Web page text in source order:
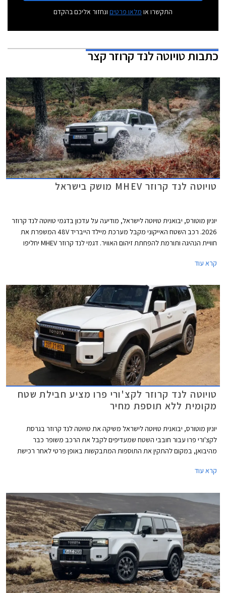
התקשרו או מלאו פרטים ונחזור אליכם בהקדם
כתבותטויוטה לנד קרוזר קצר
טויוטה לנד קרוזר MHEV מושק בישראל
יוניון מוטורס, יבואנית טויוטה לישראל, מודיעה על עדכון בדגמי טויוטה לנד קרוזר
2026. רכב השטח האייקוני מקבל מערכת מיילד הייבריד 48V המשפרת את
חוויית הנהיגה ותורמת להפחתת זיהום האוויר. דגמי לנד קרוזר MHEV יחליפו
קרא עוד
טויוטה לנד קרוזר לקצ'ורי פרו מציע חבילת שטח
מקומית ללא תוספת מחיר
יוניון מוטורס, יבואנית טויוטה לישראל משיקה את טויוטה לנד קרוזר בגרסת
לקצ'ורי פרו עבור חובבי השטח שמעדיפים לקבל את הרכב משופר כבר
מהיבואן, במקום להתקין את התוספות המתבקשות באופן פרטי לאחר רכישת
קרא עוד